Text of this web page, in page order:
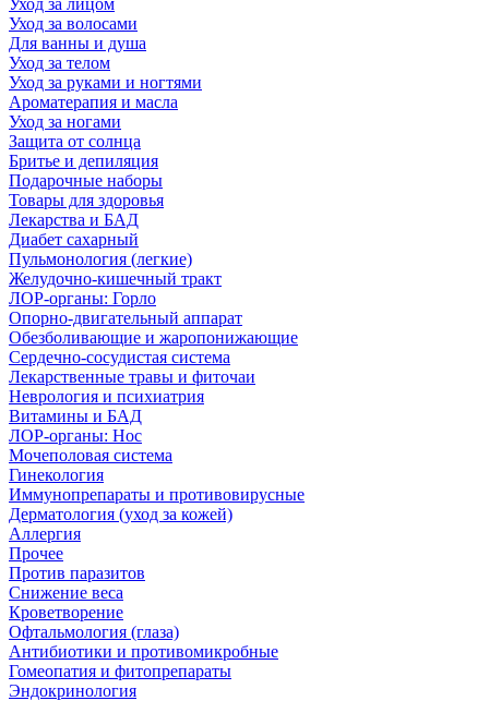
Уход за лицом
Уход за волосами
Для ванны и душа
Уход за телом
Уход за руками и ногтями
Ароматерапия и масла
Уход за ногами
Защита от солнца
Бритье и депиляция
Подарочные наборы
Товары для здоровья
Лекарства и БАД
Диабет сахарный
Пульмонология (легкие)
Желудочно-кишечный тракт
ЛОР-органы: Горло
Опорно-двигательный аппарат
Обезболивающие и жаропонижающие
Сердечно-сосудистая система
Лекарственные травы и фиточаи
Неврология и психиатрия
Витамины и БАД
ЛОР-органы: Нос
Мочеполовая система
Гинекология
Иммунопрепараты и противовирусные
Дерматология (уход за кожей)
Аллергия
Прочее
Против паразитов
Снижение веса
Кроветворение
Офтальмология (глаза)
Антибиотики и противомикробные
Гомеопатия и фитопрепараты
Эндокринология